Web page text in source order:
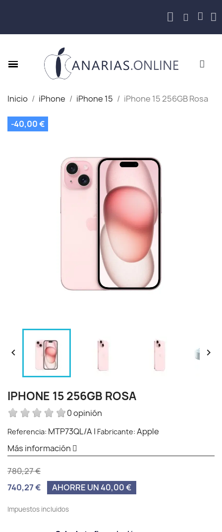
Inicio iPhone iPhone 15 iPhone 15 256GB Rosa
-40,00 €
 
IPHONE 15 256GB ROSA
0 opinión
Referencia: MTP73QL/A | Fabricante: Apple
Más información
780,27 €
740,27 €
AHORRE UN 40,00 €
Impuestos incluidos